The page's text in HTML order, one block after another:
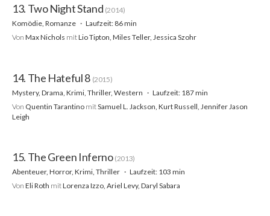
13. Two Night Stand (2014)
Komödie, Romanze
Laufzeit: 86 min
Von Max Nichols mitLio Tipton, Miles Teller, Jessica Szohr
14. The Hateful 8 (2015)
Mystery, Drama, Krimi, Thriller, Western
Laufzeit: 187 min
Von Quentin Tarantino mitSamuel L. Jackson, Kurt Russell, Jennifer Jason
Leigh
15. The Green Inferno (2013)
Abenteuer, Horror, Krimi, Thriller
Laufzeit: 103 min
Von Eli Roth mitLorenza Izzo, Ariel Levy, Daryl Sabara